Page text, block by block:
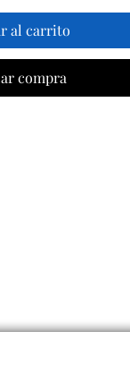
al carrito
compra